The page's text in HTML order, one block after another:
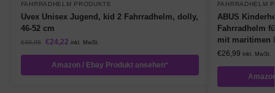
FAHRRADHELM PRODUKTE
Uvex Unisex Jugend, kid 2 Fahrradhelm, dolly,
46-52 cm
€39,95 €24,22 inkl. MwSt.
Amazon / Ebay Produkt ansehen*
FAHRRADHELM
ABUS
Fahrradhelm
mit maritimen
€26,99 inkl. MwSt.